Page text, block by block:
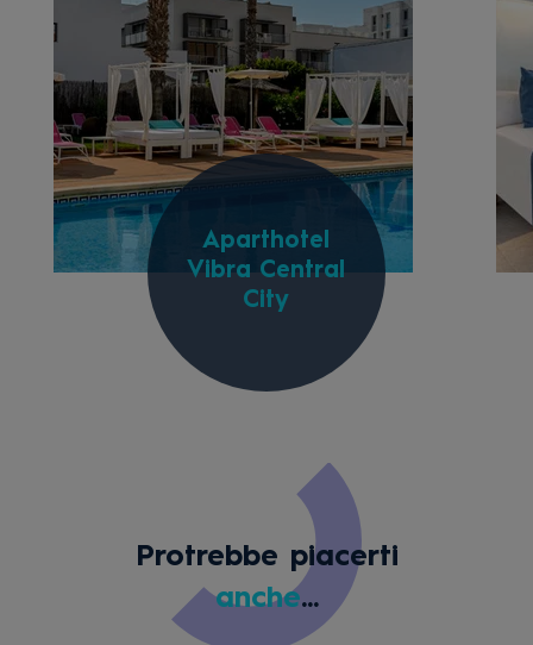
Aparthotel
Vibra Central
City
Protrebbe piacerti
anche...